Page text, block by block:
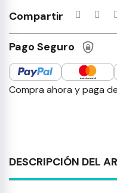
Compartir
Pago Seguro
Compra ahora y paga
DESCRIPCIÓN DEL